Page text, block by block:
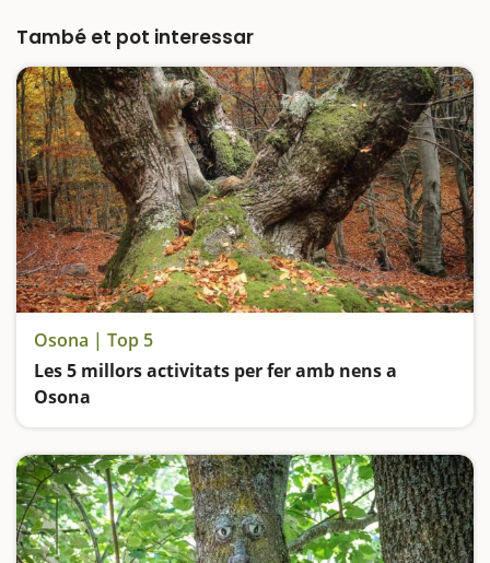
També et pot interessar
Osona | Top 5
Les 5 millors activitats per fer amb nens a
Osona